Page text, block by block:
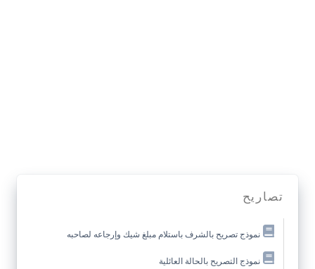
تصاريح
نموذج تصريح بالشرف باستلام مبلغ شيك وإرجاعه لصاحبه
نموذج التصريح بالحالة العائلية